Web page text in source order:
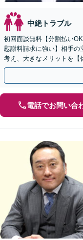
中絶トラブル
初回面談無料【分割払い
慰謝料請求に強い】相手の
考え、大きなメリットを【
まずは面談予約から【名古
電話でお問い合